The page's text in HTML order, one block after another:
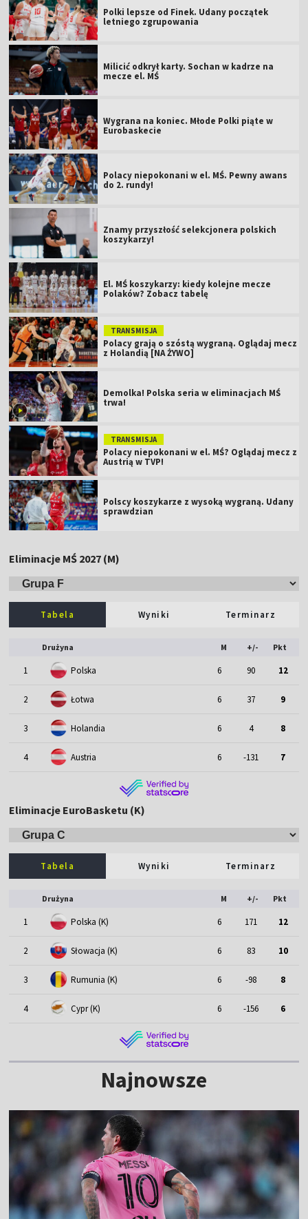
Polki lepsze od Finek. Udany początek
letniego zgrupowania
Milicić odkrył karty. Sochan w kadrze na
mecze el. MŚ
Wygrana na koniec. Młode Polki piąte w
Eurobaskecie
Polacy niepokonani w el. MŚ. Pewny awans
do 2. rundy!
Znamy przyszłość selekcjonera polskich
koszykarzy!
El. MŚ koszykarzy: kiedy kolejne mecze
Polaków? Zobacz tabelę
TRANSMISJA
Polacy grają o szóstą wygraną. Oglądaj mecz
z Holandią [NA ŻYWO]
Demolka! Polska seria w eliminacjach MŚ
trwa!
TRANSMISJA
Polacy niepokonani w el. MŚ? Oglądaj mecz z
Austrią w TVP!
Polscy koszykarze z wysoką wygraną. Udany
sprawdzian
Eliminacje MŚ 2027 (M)
Tabela Wyniki Terminarz
Drużyna M +/- Pkt
1 Polska 6 90 12
2 Łotwa 6 37 9
3 Holandia 6 4 8
4 Austria 6 -131 7
Eliminacje EuroBasketu (K)
Tabela Wyniki Terminarz
Drużyna M +/- Pkt
1 Polska (K) 6 171 12
2 Słowacja (K) 6 83 10
3 Rumunia (K) 6 -98 8
4 Cypr (K) 6 -156 6
Najnowsze